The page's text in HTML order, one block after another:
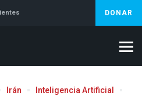
DONAR
Irán Inteligencia Artificial